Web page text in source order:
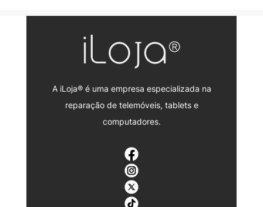
A iLoja® é uma empresa especializada na
reparação de telemóveis, tablets e
computadores.